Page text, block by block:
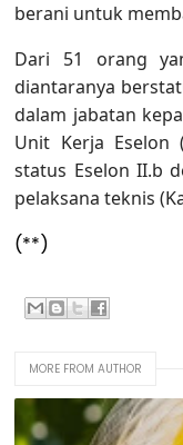
berani untuk
Dari 51 orang
diantaranya
dalam jabatan
Unit Kerja Eselon
status Eselon II.b
pelaksana teknis
(**)
MORE FROM AUTHOR